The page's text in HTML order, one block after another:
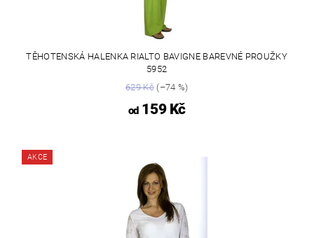
TĚHOTENSKÁ HALENKA RIALTO BAVIGNE BAREVNÉ PROUŽKY
5952
629 Kč(–74 %)
od159 Kč
AKCE